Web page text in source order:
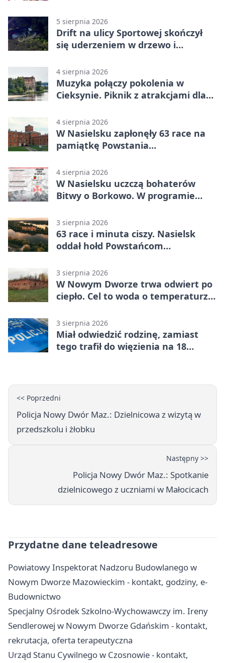
5 sierpnia 2026
Drift na ulicy Sportowej skończył
się uderzeniem w drzewo i
4 sierpnia 2026
Muzyka połączy pokolenia w
Cieksynie. Piknik z atrakcjami dla
4 sierpnia 2026
W Nasielsku zapłonęły 63 race na
pamiątkę Powstania
4 sierpnia 2026
W Nasielsku uczczą bohaterów
Bitwy o Borkowo. W programie
3 sierpnia 2026
63 race i minuta ciszy. Nasielsk
oddał hołd Powstańcom
3 sierpnia 2026
W Nowym Dworze trwa odwiert po
ciepło. Cel to woda o temperaturze
3 sierpnia 2026
Miał odwiedzić rodzinę, zamiast
tego trafił do więzienia na 18
<< Poprzedni
Policja Nowy Dwór Maz.: Dzielnicowa z wizytą w
przedszkolu i żłobku
Następny >>
Policja Nowy Dwór Maz.: Spotkanie
dzielnicowego z uczniami w Małocicach
Przydatne dane teleadresowe
Powiatowy Inspektorat Nadzoru Budowlanego w
Nowym Dworze Mazowieckim - kontakt, godziny, e-
Budownictwo
Specjalny Ośrodek Szkolno-Wychowawczy im. Ireny
Sendlerowej w Nowym Dworze Gdańskim - kontakt,
rekrutacja, oferta terapeutyczna
Urząd Stanu Cywilnego w Czosnowie - kontakt,